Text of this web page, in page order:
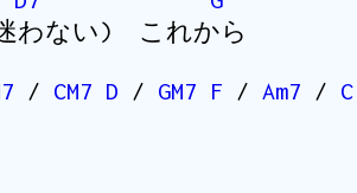
わない) これから
/ CM7 D / GM7 F / Am7 / C